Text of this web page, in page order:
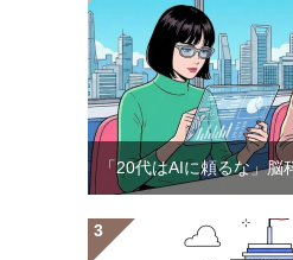
「20代はAIに頼るな」脳